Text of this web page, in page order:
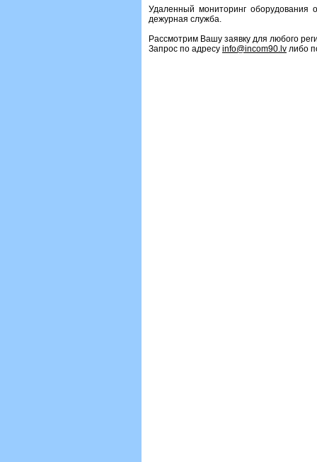
Удаленный мониторинг оборудования
дежурная служба.
Рассмотрим Вашу заявку для любого
Запрос по адресу info@incom90.lv либо